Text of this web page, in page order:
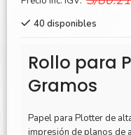
40 disponibles
Rollo para
Gramos
Papel para Plotter de
impresión de planos de